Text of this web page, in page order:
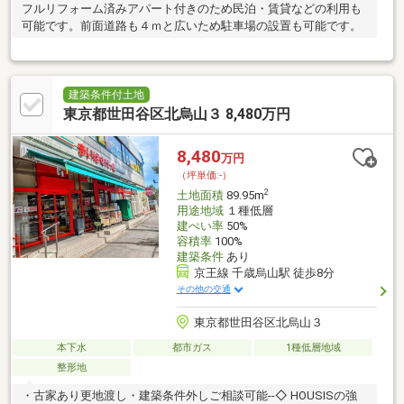
フルリフォーム済みアパート付きのため民泊・賃貸などの利用も
可能です。前面道路も４ｍと広いため駐車場の設置も可能です。
建築条件付土地
東京都世田谷区北烏山３ 8,480万円
8,480万円
（坪単価:-）
土地面積89.95m2
用途地域１種低層
建ぺい率50%
容積率100%
建築条件あり
京王線 千歳烏山駅 徒歩8分
その他の交通
東京都世田谷区北烏山３
本下水 都市ガス
1種低層地域
整形地
・古家あり更地渡し・建築条件外しご相談可能--◇ HOUSISの強